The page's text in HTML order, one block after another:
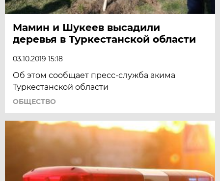
Мамин и Шукеев высадили
деревья в Туркестанской области
03.10.2019 15:18
Об этом сообщает пресс-служба акима
Туркестанской области
ОБЩЕСТВО